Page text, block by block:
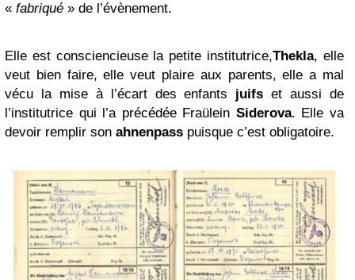
« fabriqué » de l’évènement.
Elle est consciencieuse la petite institutrice,Thekla, elle
veut bien faire, elle veut plaire aux parents, elle a mal
vécu la mise à l’écart des enfants juifs et aussi de
l’institutrice qui l’a précédée Fraülein Siderova. Elle va
devoir remplir son ahnenpass puisque c’est obligatoire.